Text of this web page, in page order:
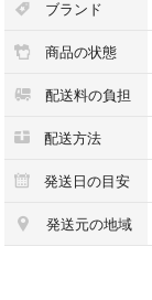
ブランド
商品の状態
配送料の負担
配送方法
発送日の目安
発送元の地域